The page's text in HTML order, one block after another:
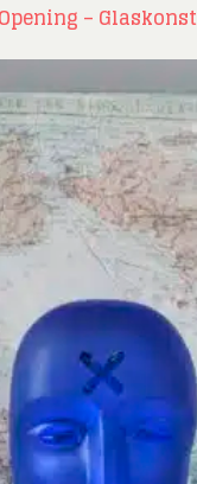
– Glaskonst